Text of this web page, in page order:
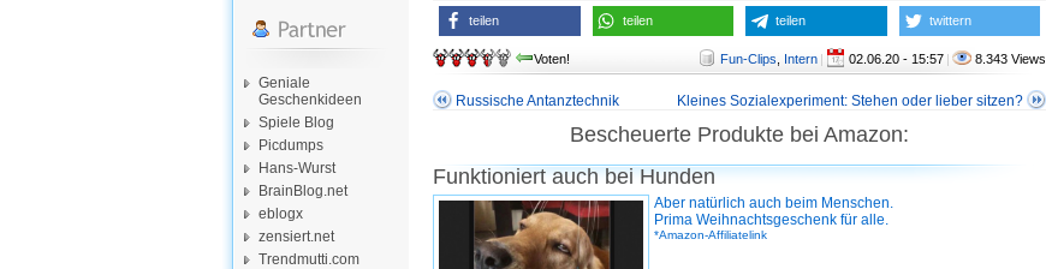
Geniale
Geschenkideen
Spiele Blog
Picdumps
Hans-Wurst
BrainBlog.net
eblogx
zensiert.net
Trendmutti.com
teilen teilen teilen twittern
Voten! Fun-Clips Intern | 02.06.20 - 15:57 | 8.343 Views
Russische Antanztechnik Kleines Sozialexperiment: Stehen oder lieber sitzen?
Bescheuerte Produkte bei Amazon:
Funktioniert auch bei Hunden
Aber natürlich auch beim Menschen.
Prima Weihnachtsgeschenk für alle.
*Amazon-Affiliatelink